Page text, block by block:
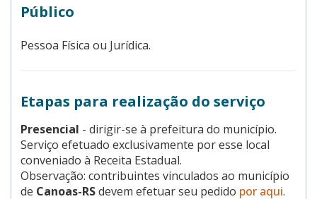
Público
Pessoa Física ou Jurídica.
Etapas para realização do serviço
Presencial - dirigir-se à prefeitura do município.
Serviço efetuado exclusivamente por esse local
conveniado à Receita Estadual.
Observação: contribuintes vinculados ao município
de Canoas-RSdevem efetuar seu pedido por aqui.